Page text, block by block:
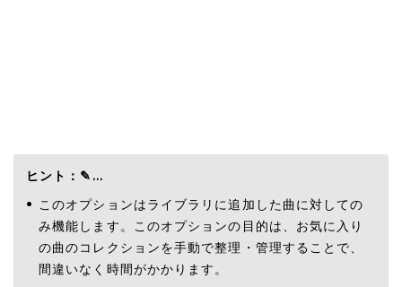
ヒント：✎...
このオプションはライブラリに追加した曲に対しての
み機能します。このオプションの目的は、お気に入り
の曲のコレクションを手動で整理・管理することで、
間違いなく時間がかかります。